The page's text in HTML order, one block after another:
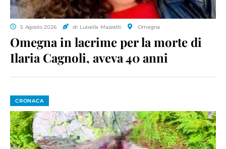
5 Agosto 2026 di Luisella Mazzetti Omegna
Omegna in lacrime per la morte di
Ilaria Cagnoli, aveva 40 anni
CRONACA